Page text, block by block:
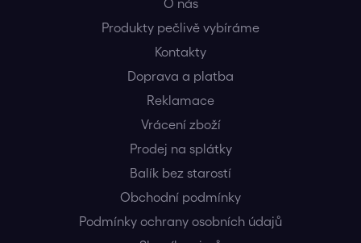
O nás
Produkty pečlivě vybíráme
Kontakty
Doprava a platba
Reklamace
Vrácení zboží
Prodej na splátky
Balík bez starostí
Obchodní podmínky
Podmínky ochrany osobních údajů